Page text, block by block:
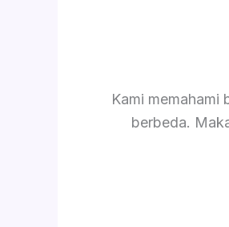
Kami memahami
berbeda.